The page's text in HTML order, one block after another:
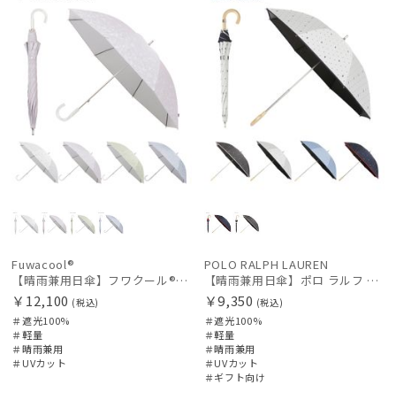
傘機能
手袋・アームカバー
在庫表示
販売状況
Fuwacool®
【晴雨兼用日傘】フワクール®ホワイト（Fuwacool® White）ボタニカルグリッター 遮光100 UV100
￥12,100 (税込)
＃遮光100%
＃軽量
＃晴雨兼用
＃UVカット
POLO RALPH LAUREN
【晴雨兼用日傘】ポロ ラルフ ローレン (POLO RALPH LAUREN) ドット 遮光100 UV100 遮熱 晴雨兼用 軽量
￥9,350 (税込)
＃遮光100%
＃軽量
＃晴雨兼用
＃UVカット
＃ギフト向け